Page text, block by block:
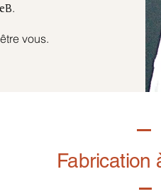
.
vous.
Fabrication